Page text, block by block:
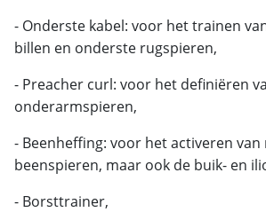
- Onderste kabel: voor het trainen
billen en onderste rugspieren,
- Preacher curl: voor het definiëren
onderarmspieren,
- Beenheffing: voor het activeren van
beenspieren, maar ook de buik- en
- Borsttrainer,